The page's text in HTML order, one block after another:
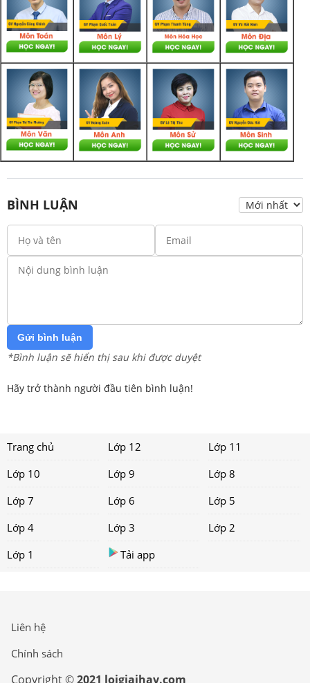
BÌNH LUẬN
Gửi bình luận
*Bình luận sẽ hiển thị sau khi được duyệt
Hãy trở thành người đầu tiên bình luận!
Trang chủ Lớp 12
Lớp 11
Lớp 10
Lớp 9
Lớp 8
Lớp 7
Lớp 6
Lớp 5
Lớp 4
Lớp 3
Lớp 2
Lớp 1
Tải app
Liên hệ
Chính sách
Copyright ©2021 loigiaihay.com